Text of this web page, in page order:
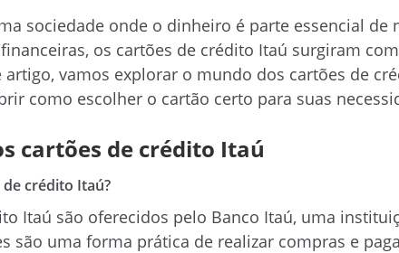
sociedade onde o dinheiro é parte essencial de
os cartões de crédito Itaú surgiram
artigo, vamos explorar o mundo dos cartões de
como escolher o cartão certo para suas
cartões de crédito Itaú
crédito Itaú?
Itaú são oferecidos pelo Banco Itaú, uma
são uma forma prática de realizar compras e